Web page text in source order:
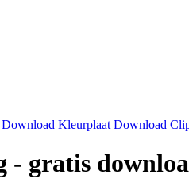
Download Kleurplaat Download
- gratis